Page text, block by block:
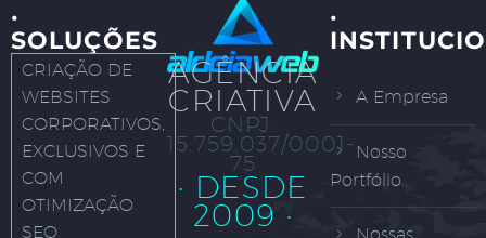
·
SOLUÇÕES
CRIAÇÃO DE
WEBSITES
CORPORATIVOS,
EXCLUSIVOS E
COM
OTIMIZAÇÃO
SEO
AGÊNCIA
CRIATIVA
CNPJ:
15.759.037/0001-
75
· DESDE
2009 ·
·
A Empresa
Nosso
Portfólio